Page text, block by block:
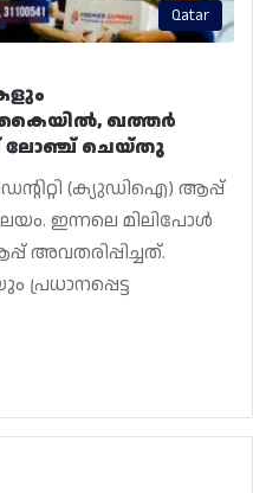
Qatar
ഖത്തർ
ലോഞ്ച് ചെയ്‌തു
(ക്യുഡിഐ) ആപ്പ്
ഇന്നലെ മിലിപോൾ
അവതരിപ്പിച്ചത്.